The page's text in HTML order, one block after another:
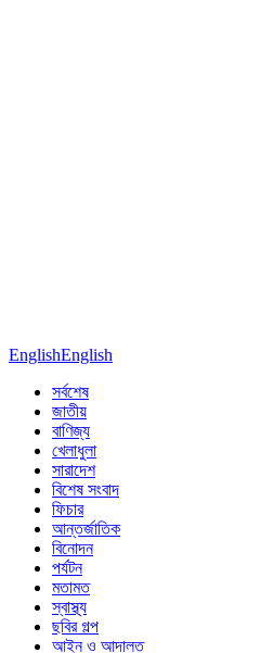
EnglishEnglish
সর্বশেষ
জাতীয়
বাণিজ্য
খেলাধুলা
সারাদেশ
বিশেষ সংবাদ
ফিচার
আন্তর্জাতিক
বিনোদন
পর্যটন
মতামত
স্বাস্থ্য
ছবির গল্প
আইন ও আদালত